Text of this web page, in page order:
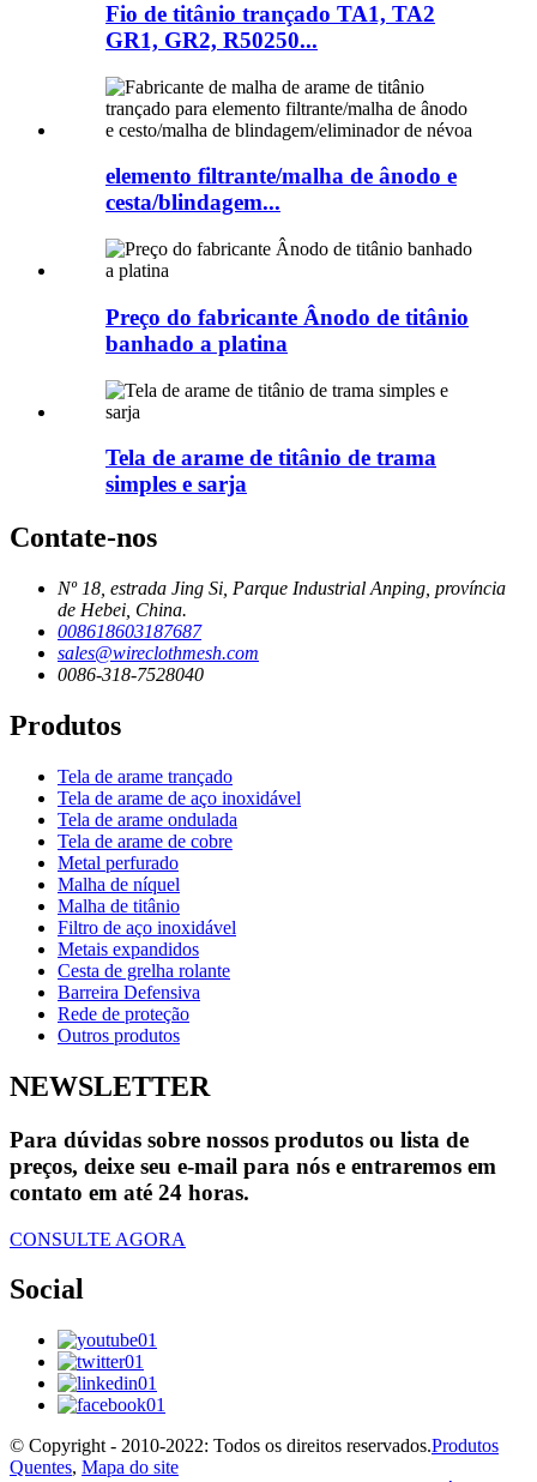
Fio de titânio trançado TA1, TA2
GR1, GR2, R50250...
elemento filtrante/malha de ânodo e
cesta/blindagem...
Preço do fabricante Ânodo de titânio
banhado a platina
Tela de arame de titânio de trama
simples e sarja
Contate-nos
Nº 18, estrada Jing Si, Parque Industrial Anping, província
de Hebei, China.
008618603187687
sales@wireclothmesh.com
0086-318-7528040
Produtos
Tela de arame trançado
Tela de arame de aço inoxidável
Tela de arame ondulada
Tela de arame de cobre
Metal perfurado
Malha de níquel
Malha de titânio
Filtro de aço inoxidável
Metais expandidos
Cesta de grelha rolante
Barreira Defensiva
Rede de proteção
Outros produtos
NEWSLETTER
Para dúvidas sobre nossos produtos ou lista de
preços, deixe seu e-mail para nós e entraremos em
contato em até 24 horas.
CONSULTE AGORA
Social
© Copyright - 2010-2022: Todos os direitos reservados.Produtos
Quentes, Mapa do site